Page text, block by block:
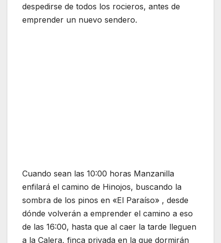
despedirse de todos los rocieros, antes de
emprender un nuevo sendero.
Cuando sean las 10:00 horas Manzanilla
enfilará el camino de Hinojos, buscando la
sombra de los pinos en «El Paraíso» , desde
dónde volverán a emprender el camino a eso
de las 16:00, hasta que al caer la tarde lleguen
a la Calera, finca privada en la que dormirán